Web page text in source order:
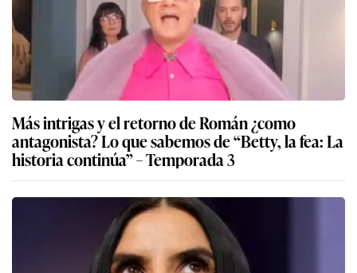
Más intrigas y el retorno de Román ¿como
antagonista? Lo que sabemos de “Betty, la fea: La
historia continúa” – Temporada 3